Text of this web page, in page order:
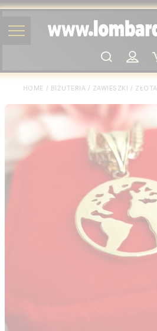
Szukaj
HOME / BIŻUTERIA / ZAWIESZKI /